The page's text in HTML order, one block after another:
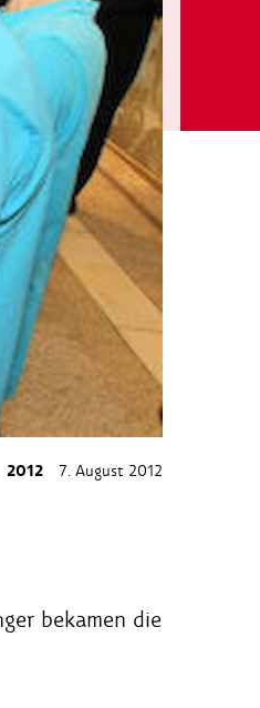
2012 7. August 2012
bekamen die